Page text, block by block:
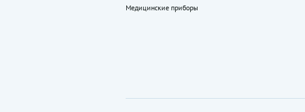
Медицинские приборы